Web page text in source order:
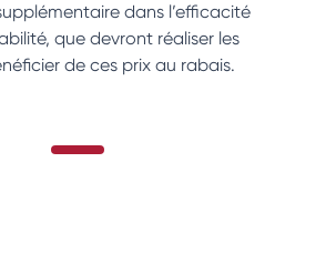
dans l’efficacité
que devront réaliser les
de ces prix au rabais.